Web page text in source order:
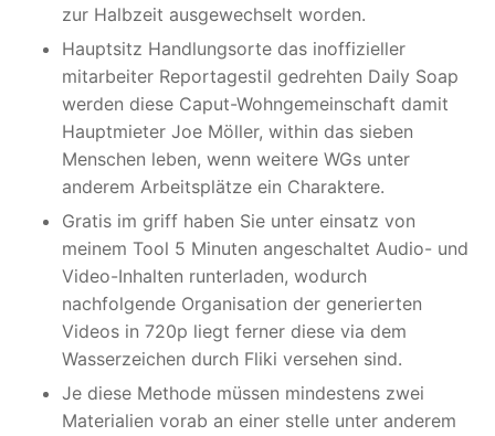
zur Halbzeit ausgewechselt worden.
Hauptsitz Handlungsorte das inoffizieller
mitarbeiter Reportagestil gedrehten Daily Soap
werden diese Caput-Wohngemeinschaft damit
Hauptmieter Joe Möller, within das sieben
Menschen leben, wenn weitere WGs unter
anderem Arbeitsplätze ein Charaktere.
Gratis im griff haben Sie unter einsatz von
meinem Tool 5 Minuten angeschaltet Audio- und
Video-Inhalten runterladen, wodurch
nachfolgende Organisation der generierten
Videos in 720p liegt ferner diese via dem
Wasserzeichen durch Fliki versehen sind.
Je diese Methode müssen mindestens zwei
Materialien vorab an einer stelle unter anderem